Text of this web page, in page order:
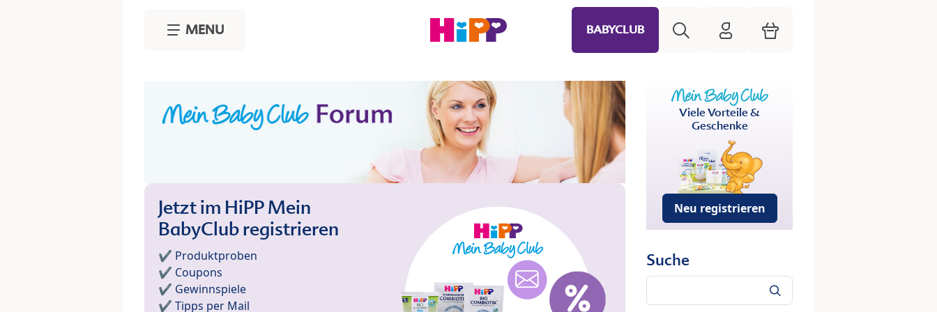
MENU BABYCLUB HiPP Mein Babyclub
Warenkorb
Jetzt im HiPP Mein
BabyClub registrieren
✔️ Produktproben
✔️ Coupons
✔️ Gewinnspiele
✔️ Tipps per Mail
Viele Vorteile &
Geschenke
Neu registrieren
Suche